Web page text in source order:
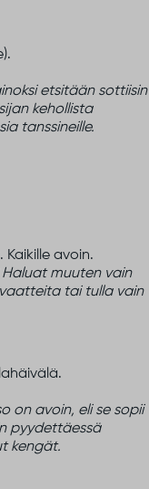
etsitään sottiisin
kehollista
tanssineille.
Kaikille avoin.
muuten vain
tai tulla vain
on avoin, eli se sopii
pyydettäessä
kengät.